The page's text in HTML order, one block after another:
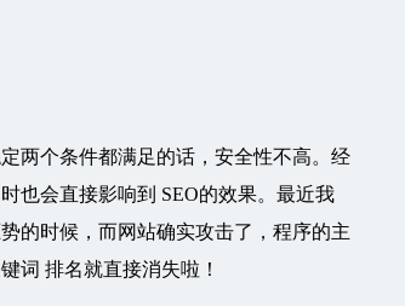
两个条件都满足的话，安全性不高。经
也会直接影响到 SEO的效果。最近我
的时候，而网站确实攻击了，程序的主
词 排名就直接消失啦！